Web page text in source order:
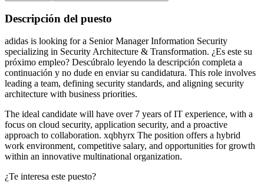
Descripción del puesto
adidas is looking for a Senior Manager Information Security
specializing in Security Architecture & Transformation. ¿Es este su
próximo empleo? Descúbralo leyendo la descripción completa a
continuación y no dude en enviar su candidatura. This role involves
leading a team, defining security standards, and aligning security
architecture with business priorities.
The ideal candidate will have over 7 years of IT experience, with a
focus on cloud security, application security, and a proactive
approach to collaboration. xqbhyrx The position offers a hybrid
work environment, competitive salary, and opportunities for growth
within an innovative multinational organization.
¿Te interesa este puesto?